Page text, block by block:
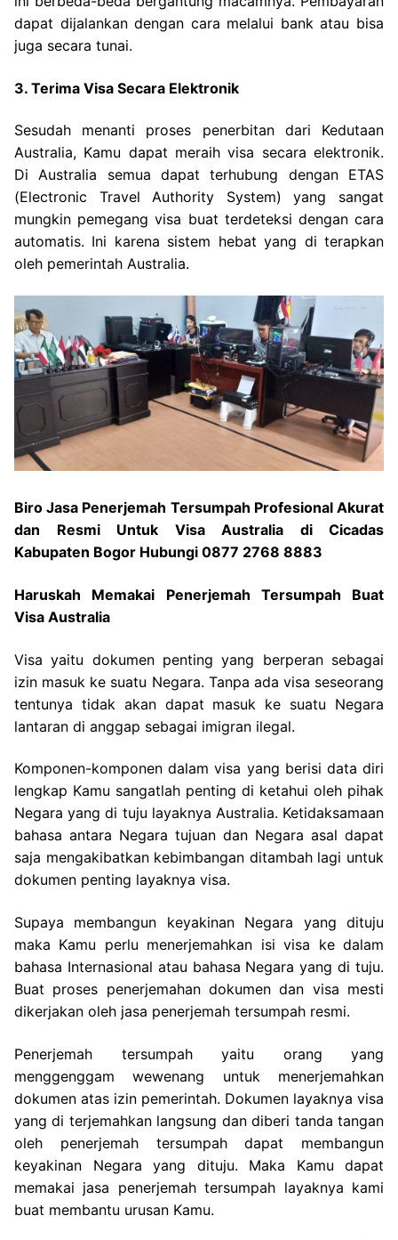
dapat dijalankan dengan cara melalui bank atau bisa
juga secara tunai.
3. Terima Visa Secara Elektronik
Sesudah menanti proses penerbitan dari Kedutaan
Australia, Kamu dapat meraih visa secara elektronik.
Di Australia semua dapat terhubung dengan ETAS
(Electronic Travel Authority System) yang sangat
mungkin pemegang visa buat terdeteksi dengan cara
automatis. Ini karena sistem hebat yang di terapkan
oleh pemerintah Australia.
Biro Jasa Penerjemah Tersumpah Profesional Akurat
dan Resmi Untuk Visa Australia di Cicadas
Kabupaten Bogor Hubungi 0877 2768 8883
Haruskah Memakai Penerjemah Tersumpah Buat
Visa Australia
Visa yaitu dokumen penting yang berperan sebagai
izin masuk ke suatu Negara. Tanpa ada visa seseorang
tentunya tidak akan dapat masuk ke suatu Negara
lantaran di anggap sebagai imigran ilegal.
Komponen-komponen dalam visa yang berisi data diri
lengkap Kamu sangatlah penting di ketahui oleh pihak
Negara yang di tuju layaknya Australia. Ketidaksamaan
bahasa antara Negara tujuan dan Negara asal dapat
saja mengakibatkan kebimbangan ditambah lagi untuk
dokumen penting layaknya visa.
Supaya membangun keyakinan Negara yang dituju
maka Kamu perlu menerjemahkan isi visa ke dalam
bahasa Internasional atau bahasa Negara yang di tuju.
Buat proses penerjemahan dokumen dan visa mesti
dikerjakan oleh jasa penerjemah tersumpah resmi.
Penerjemah tersumpah yaitu orang yang
menggenggam wewenang untuk menerjemahkan
dokumen atas izin pemerintah. Dokumen layaknya visa
yang di terjemahkan langsung dan diberi tanda tangan
oleh penerjemah tersumpah dapat membangun
keyakinan Negara yang dituju. Maka Kamu dapat
memakai jasa penerjemah tersumpah layaknya kami
buat membantu urusan Kamu.